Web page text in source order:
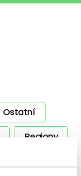
Ostatní
Regiony